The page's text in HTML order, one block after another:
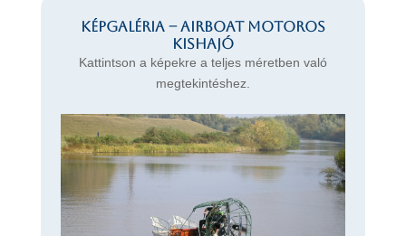
Képgaléria – AIRBOAT motoros
kishajó
Kattintson a képekre a teljes méretben való
megtekintéshez.